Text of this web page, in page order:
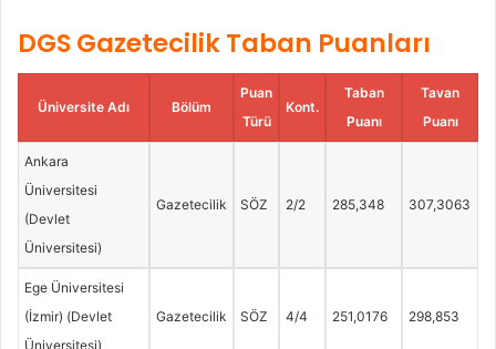
DGS Gazetecilik Taban Puanları
Üniversite Adı Bölüm
Puan
Türü
Kont.
Taban
Puanı
Tavan
Puanı
Ankara
Üniversitesi
(Devlet
Üniversitesi)
Gazetecilik SÖZ 2/2 285,348 307,3063
Ege Üniversitesi
(İzmir) (Devlet
Üniversitesi)
Gazetecilik SÖZ 4/4 251,0176 298,853